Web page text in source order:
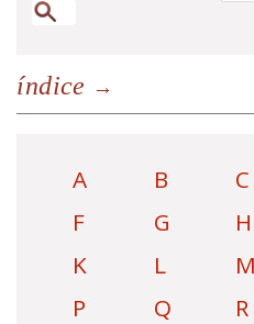
índice
A B C
F
G H
K
L M
P
Q R